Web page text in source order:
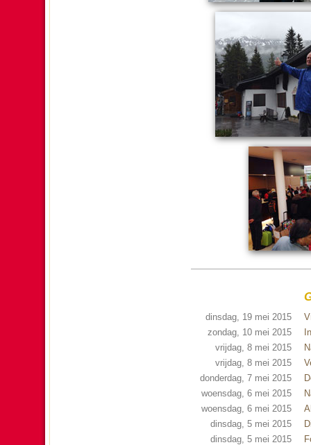
dinsdag, 19 mei 2015
zondag, 10 mei 2015
vrijdag, 8 mei 2015
vrijdag, 8 mei 2015
donderdag, 7 mei 2015
woensdag, 6 mei 2015
woensdag, 6 mei 2015
dinsdag, 5 mei 2015
dinsdag, 5 mei 2015